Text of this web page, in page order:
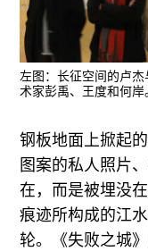
左图：长征空间的卢
术家彭禹、王度和何岸
钢板地面上掀起
图案的私人照片
在，而是被埋没
痕迹所构成的江
轮。《失败之城